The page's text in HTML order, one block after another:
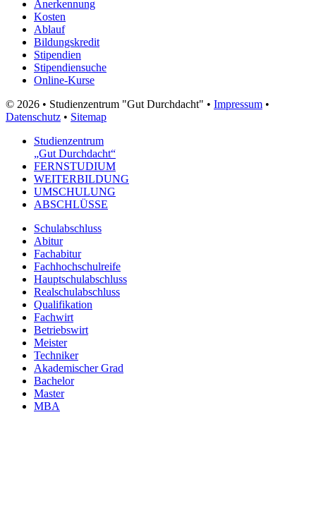
Anerkennung
Kosten
Ablauf
Bildungskredit
Stipendien
Stipendiensuche
Online-Kurse
© 2026 • Studienzentrum "Gut Durchdacht" • Impressum •
Datenschutz • Sitemap
Studienzentrum
„Gut Durchdacht“
FERNSTUDIUM
WEITERBILDUNG
UMSCHULUNG
ABSCHLÜSSE
Schulabschluss
Abitur
Fachabitur
Fachhochschulreife
Hauptschulabschluss
Realschulabschluss
Qualifikation
Fachwirt
Betriebswirt
Meister
Techniker
Akademischer Grad
Bachelor
Master
MBA